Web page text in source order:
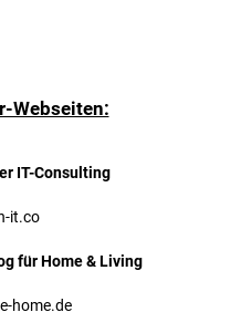
Webseiten:
IT-Consulting
it.co
für Home & Living
home.de